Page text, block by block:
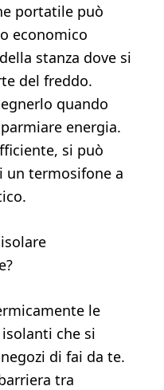
portatile può
economico
stanza dove si
del freddo.
quando
energia.
si può
un termosifone a
le
che si
di fai da te.
tra